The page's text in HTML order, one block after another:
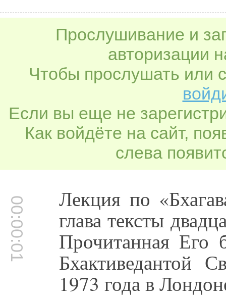
Прослушивание и
авторизации
Чтобы прослушать или
Если вы еще не
Как войдёте на сайт,
слева
00:00:01 Лекция по
глава тексты
Прочитанная Его
Бхактиведантой
1973 года в